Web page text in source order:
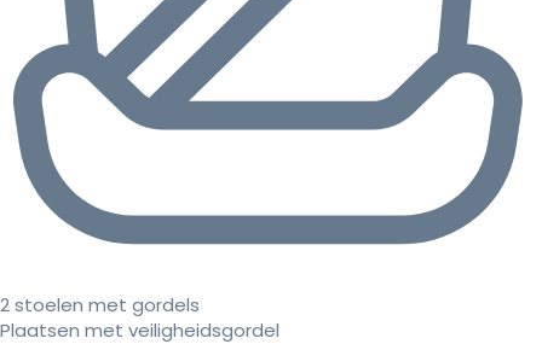
2 stoelen met gordels
Plaatsen met veiligheidsgordel